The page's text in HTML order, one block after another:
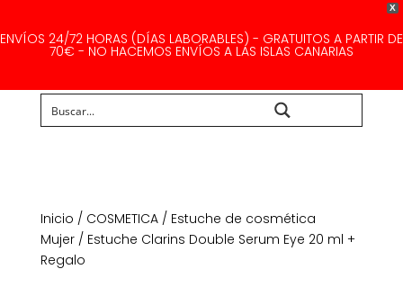
X
ENVÍOS 24/72 HORAS (DÍAS LABORABLES) - GRATUITOS A PARTIR DE
70€ - NO HACEMOS ENVÍOS A LAS ISLAS CANARIAS
Inicio / COSMETICA/ Estuche de cosmética
Mujer/ Estuche Clarins Double Serum Eye 20 ml +
Regalo